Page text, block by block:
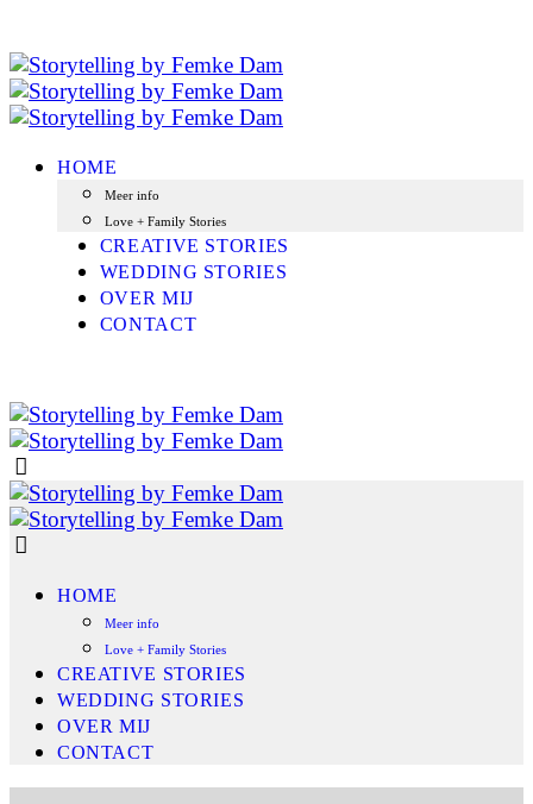
HOME
Meer info
Love + Family Stories
CREATIVE STORIES
WEDDING STORIES
OVER MIJ
CONTACT
HOME
Meer info
Love + Family Stories
CREATIVE STORIES
WEDDING STORIES
OVER MIJ
CONTACT